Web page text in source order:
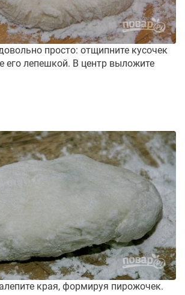
просто: отщипните кусочек
его лепешкой. В центр выложите
края, формируя пирожочек.